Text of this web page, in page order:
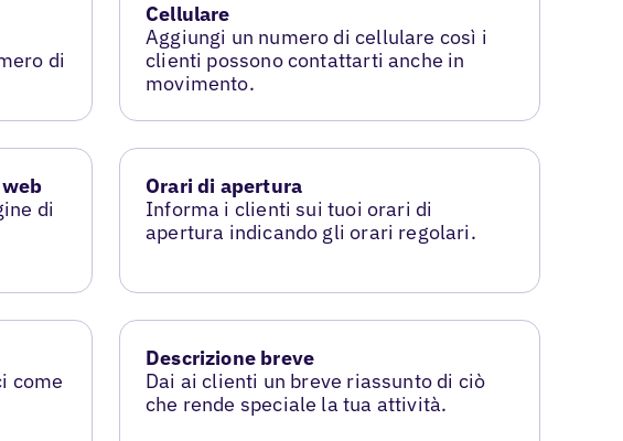
di
Cellulare
Aggiungi un numero di cellulare così i
clienti possono contattarti anche in
movimento.
di
Orari di apertura
Informa i clienti sui tuoi orari di
apertura indicando gli orari regolari.
come
Descrizione breve
Dai ai clienti un breve riassunto di ciò
che rende speciale la tua attività.